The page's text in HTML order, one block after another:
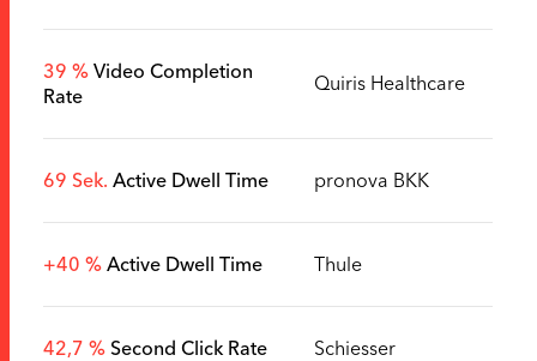
39 % Video Completion
Rate
Quiris Healthcare
69 Sek. Active Dwell Time pronova BKK
+40 % Active Dwell Time Thule
42,7 % Second Click Rate Schiesser